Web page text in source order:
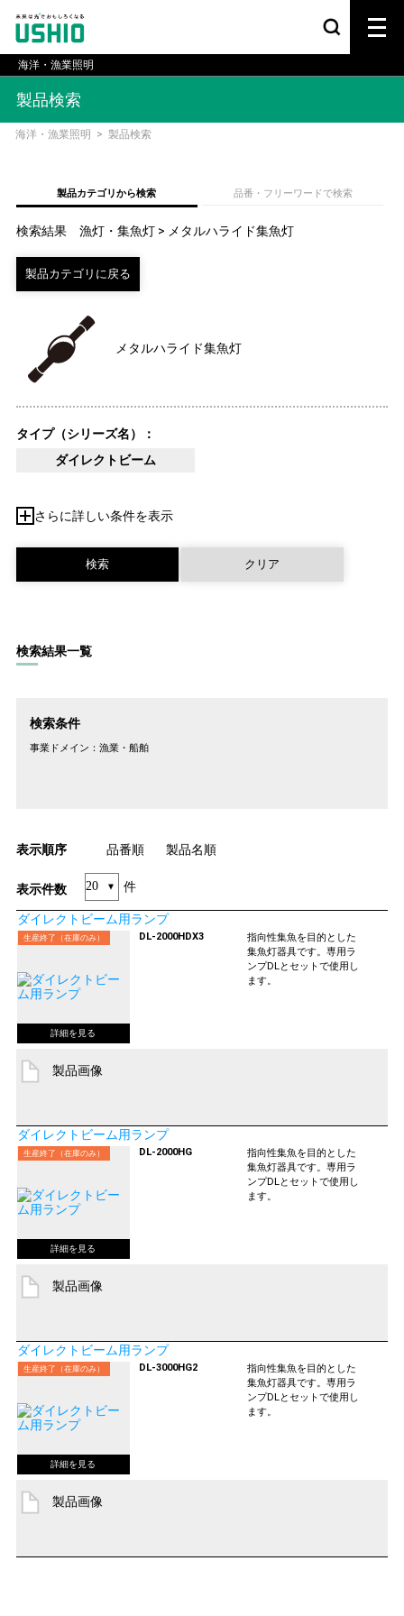
海洋・漁業照明
製品検索
海洋・漁業照明 > 製品検索
製品カテゴリから検索 品番・フリーワードで検索
検索結果 漁灯・集魚灯 > メタルハライド集魚灯
メタルハライド集魚灯
タイプ（シリーズ名）：
ダイレクトビーム
さらに詳しい条件を表示
検索結果一覧
検索条件
事業ドメイン： 漁業・船舶
表示順序 品番順 製品名順
表示件数 件
ダイレクトビーム用ランプ
生産終了（在庫のみ） DL-2000HDX3
指向性集魚を目的とした
集魚灯器具です。専用ラ
ンプDLとセットで使用し
ます。
製品画像
ダイレクトビーム用ランプ
生産終了（在庫のみ） DL-2000HG
指向性集魚を目的とした
集魚灯器具です。専用ラ
ンプDLとセットで使用し
ます。
製品画像
ダイレクトビーム用ランプ
生産終了（在庫のみ） DL-3000HG2
指向性集魚を目的とした
集魚灯器具です。専用ラ
ンプDLとセットで使用し
ます。
製品画像